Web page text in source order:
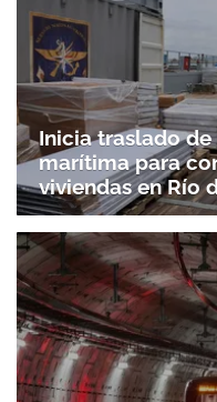
Inicia traslado
marítima para
viviendas en Río